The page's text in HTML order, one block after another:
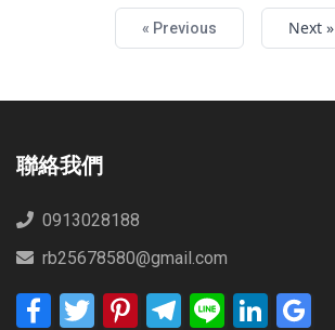
英惠原藝民宿
« Previous Next »
聯絡我們
0913028188
rb25678580@gmail.com
FacebookTwitter PinterestTelegram
Line LinkedIn